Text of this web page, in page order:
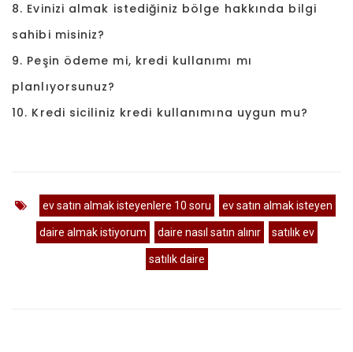
8. Evinizi almak istediğiniz bölge hakkında bilgi
sahibi misiniz?
9. Peşin ödeme mi, kredi kullanımı mı
planlıyorsunuz?
10. Kredi siciliniz kredi kullanımına uygun mu?
ev satın almak isteyenlere 10 soru ev satın almak isteyen
daire almak istiyorum daire nasıl satın alınır satılık ev
satılık daire